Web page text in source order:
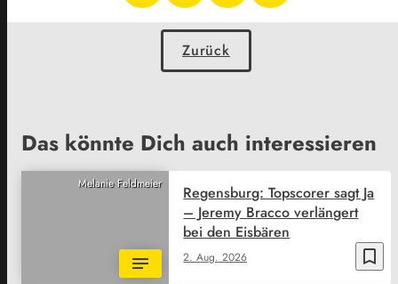
Zurück
Das könnte Dich auch interessieren
Melanie Feldmeier
bookmark_border
2. Aug. 2026
Regensburg: Topscorer sagt Ja
– Jeremy Bracco verlängert
bei den Eisbären